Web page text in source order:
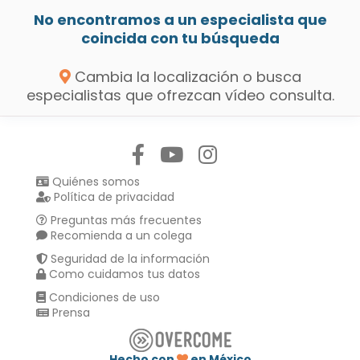
No encontramos a un especialista que
coincida con tu búsqueda
Cambia la localización o busca
especialistas que ofrezcan vídeo consulta.
Quiénes somos
Política de privacidad
Preguntas más frecuentes
Recomienda a un colega
Seguridad de la información
Como cuidamos tus datos
Condiciones de uso
Prensa